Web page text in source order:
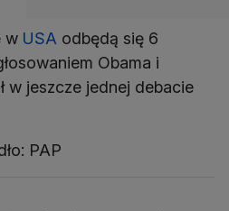
w USA odbędą się 6
Obama i
w jeszcze jednej debacie
PAP